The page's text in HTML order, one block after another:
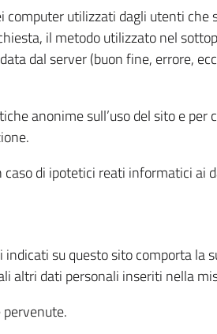
utilizzati dagli utenti
il metodo utilizzato nel
dal server (buon fine, errore,
anonime sull’uso del sito e
di ipotetici reati informatici ai
su questo sito comporta la
altri dati personali inseriti nella